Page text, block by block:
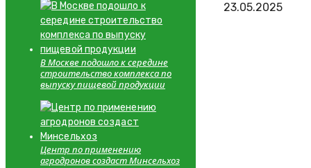
23.05.2025
В Москве подошло к середине
строительство комплекса по
выпуску пищевой продукции
Центр по применению
агродронов создаст Минсельхоз